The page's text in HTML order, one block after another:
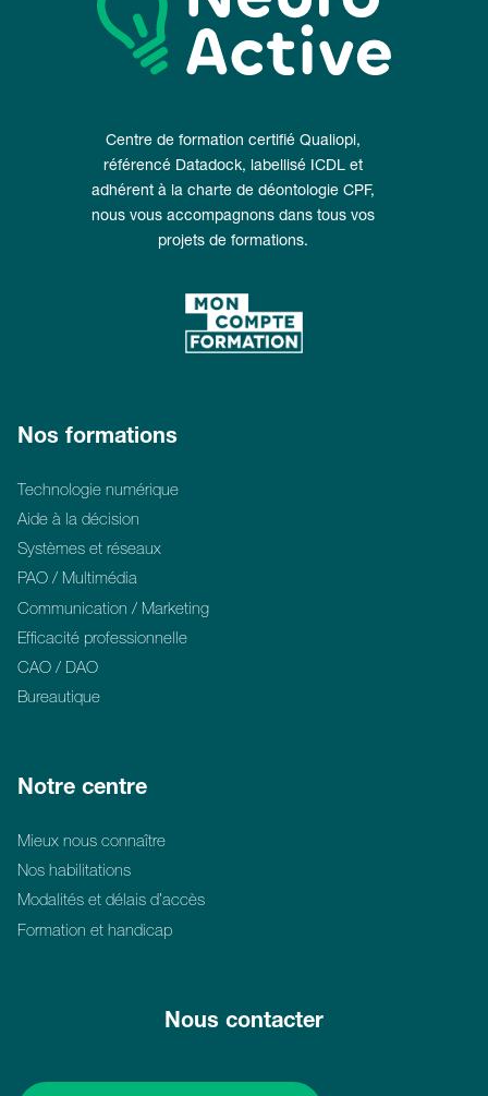
Centre de formation certifié Qualiopi,
référencé Datadock, labellisé ICDL et
adhérent à la charte de déontologie CPF,
nous vous accompagnons dans tous vos
projets de formations.
Nos formations
Technologie numérique
Aide à la décision
Systèmes et réseaux
PAO / Multimédia
Communication / Marketing
Efficacité professionnelle
CAO / DAO
Bureautique
Notre centre
Mieux nous connaître
Nos habilitations
Modalités et délais d’accès
Formation et handicap
Nous contacter